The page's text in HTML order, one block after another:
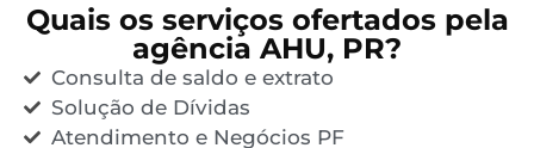
Quais os serviços ofertados pela
agência AHU, PR?
Consulta de saldo e extrato
Solução de Dívidas
Atendimento e Negócios PF